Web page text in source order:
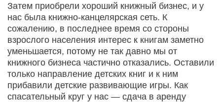
Затем приобрели хороший книжный бизнес, и у
нас была книжно-канцелярская сеть. К
сожалению, в последнее время со стороны
взрослого населения интерес к книгам заметно
уменьшается, потому не так давно мы от
книжного бизнеса частично отказались. Оставили
только направление детских книг и к ним
прибавили детские развивающие игры. Как
спасательный круг у нас — сдача в аренду